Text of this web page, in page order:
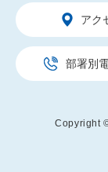
アク
部署別
Copyright